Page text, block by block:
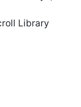
Library